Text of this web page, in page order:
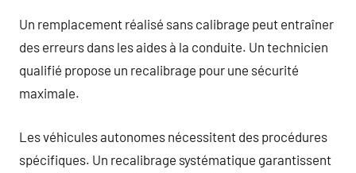
Un remplacement réalisé sans calibrage peut entraîner
des erreurs dans les aides à la conduite. Un technicien
qualifié propose un recalibrage pour une sécurité
maximale.
Les véhicules autonomes nécessitent des procédures
spécifiques. Un recalibrage systématique garantissent